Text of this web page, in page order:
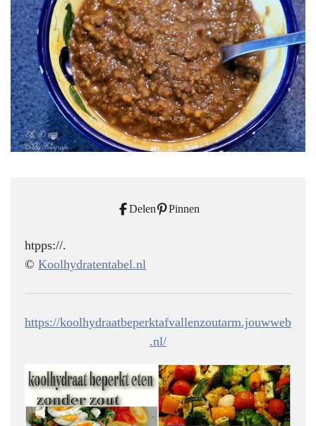
Delen Pinnen
htpps://.
© Koolhydratentabel.nl
https://koolhydraatbeperktafvallenzoutarm.jouwweb
.nl/